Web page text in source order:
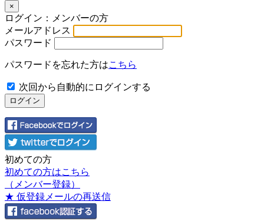
×
ログイン：メンバーの方
メールアドレス
パスワード
パスワードを忘れた方はこちら
次回から自動的にログインする
初めての方
初めての方はこちら
（メンバー登録）
★ 仮登録メールの再送信